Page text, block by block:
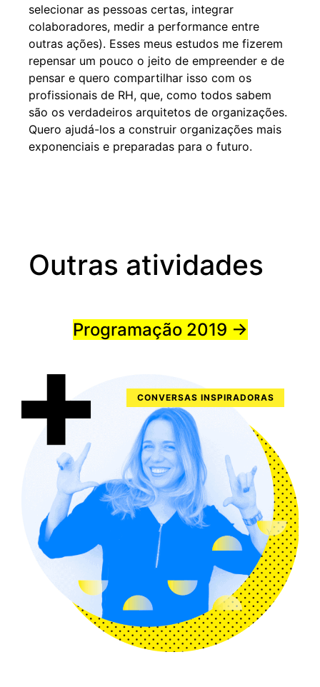
selecionar as pessoas certas, integrar
colaboradores, medir a performance entre
outras ações). Esses meus estudos me fizerem
repensar um pouco o jeito de empreender e de
pensar e quero compartilhar isso com os
profissionais de RH, que, como todos sabem
são os verdadeiros arquitetos de organizações.
Quero ajudá-los a construir organizações mais
exponenciais e preparadas para o futuro.
Outras atividades
Programação 2019 →
CONVERSAS INSPIRADORAS